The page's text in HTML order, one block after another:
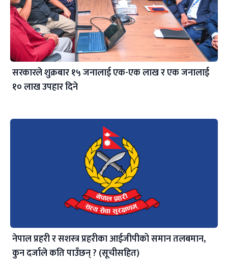
सरकारले शुक्रबार १५ जनालाई एक-एक लाख र एक जनालाई
१० लाख उपहार दिने
नेपाल प्रहरी र सशस्त्र प्रहरीका आईजीपीको समान तलबमान,
कुन दर्जाले कति पाउँछन् ? (सूचीसहित)